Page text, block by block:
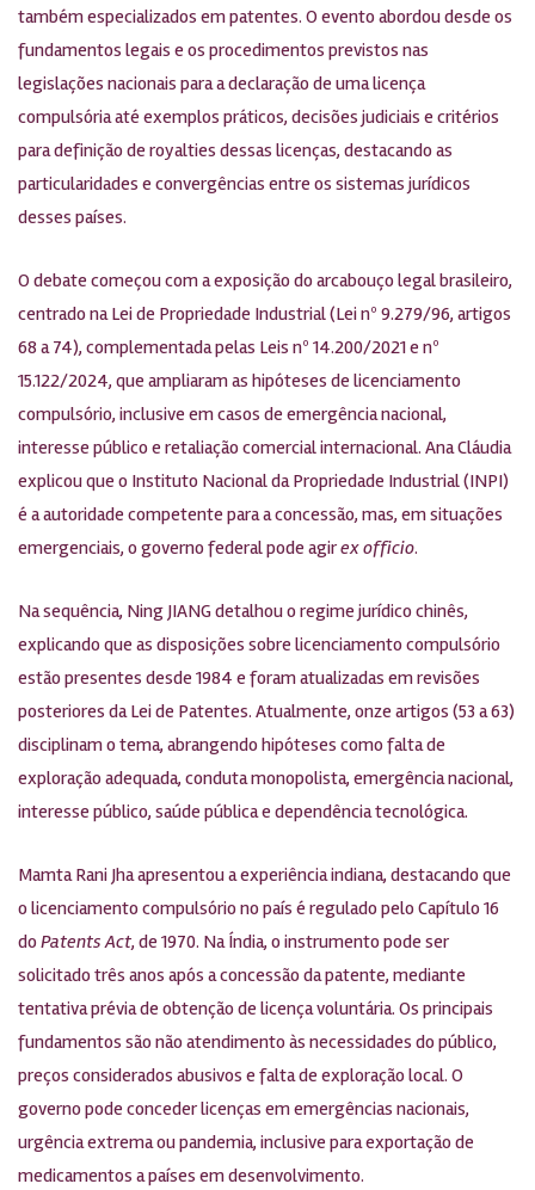
também especializados em patentes. O evento abordou desde os
fundamentos legais e os procedimentos previstos nas
legislações nacionais para a declaração de uma licença
compulsória até exemplos práticos, decisões judiciais e critérios
para definição de royalties dessas licenças, destacando as
particularidades e convergências entre os sistemas jurídicos
desses países.
O debate começou com a exposição do arcabouço legal brasileiro,
centrado na Lei de Propriedade Industrial (Lei nº 9.279/96, artigos
68 a 74), complementada pelas Leis nº 14.200/2021 e nº
15.122/2024, que ampliaram as hipóteses de licenciamento
compulsório, inclusive em casos de emergência nacional,
interesse público e retaliação comercial internacional. Ana Cláudia
explicou que o Instituto Nacional da Propriedade Industrial (INPI)
é a autoridade competente para a concessão, mas, em situações
emergenciais, o governo federal pode agirex officio.
Na sequência, Ning JIANG detalhou o regime jurídico chinês,
explicando que as disposições sobre licenciamento compulsório
estão presentes desde 1984 e foram atualizadas em revisões
posteriores da Lei de Patentes. Atualmente, onze artigos (53 a 63)
disciplinam o tema, abrangendo hipóteses como falta de
exploração adequada, conduta monopolista, emergência nacional,
interesse público, saúde pública e dependência tecnológica.
Mamta Rani Jha apresentou a experiência indiana, destacando que
o licenciamento compulsório no país é regulado pelo Capítulo 16
doPatents Act, de 1970. Na Índia, o instrumento pode ser
solicitado três anos após a concessão da patente, mediante
tentativa prévia de obtenção de licença voluntária. Os principais
fundamentos são não atendimento às necessidades do público,
preços considerados abusivos e falta de exploração local. O
governo pode conceder licenças em emergências nacionais,
urgência extrema ou pandemia, inclusive para exportação de
medicamentos a países em desenvolvimento.